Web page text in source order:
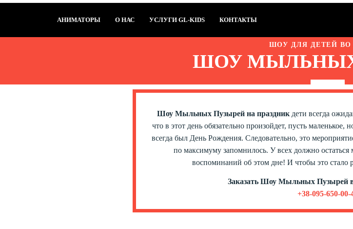
АНИМАТОРЫ О НАС УСЛУГИ GL-KIDS КОНТАКТЫ
ШОУ ДЛЯ ДЕТЕЙ ВО
ШОУ
Шоу Мыльных Пузырей на праздник дети всегда
что в этот день обязательно произойдет, пусть
всегда был День Рождения. Следовательно, это
по максимуму запомнилось. У всех должно
воспоминаний об этом дне! И чтобы это стало
Заказать Шоу Мыльных Пузырей в
+38-095-650-00-